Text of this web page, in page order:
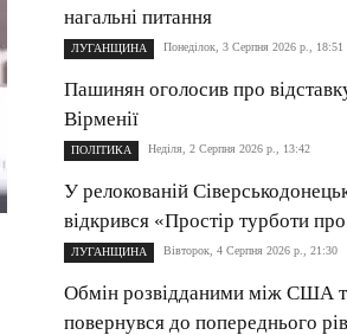
нагальні питання
ЛУГАНЩИНА Понеділок, 3 Серпня 2026 р., 18:51
Пашинян оголосив про
Вірменії
ПОЛІТИКА Неділя, 2 Серпня 2026 р., 13:42
У релокованій
відкрився «Простір турботи про
ЛУГАНЩИНА Вівторок, 4 Серпня 2026 р., 21:30
Обмін розвідданими між США
повернувся до попереднього